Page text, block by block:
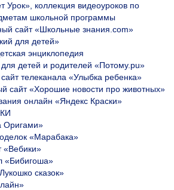
Урок», коллекция видеоуроков по
школьной программы
сайт «Школьные знания.com»
для детей»
энциклопедия
детей и родителей «Потому.pu»
телеканала «Улыбка ребенка»
сайт «Хорошие новости про животных»
онлайн «Яндекс Краски»
Оригами»
«Марабака»
«Вебики»
«Бибигоша»
сказок»